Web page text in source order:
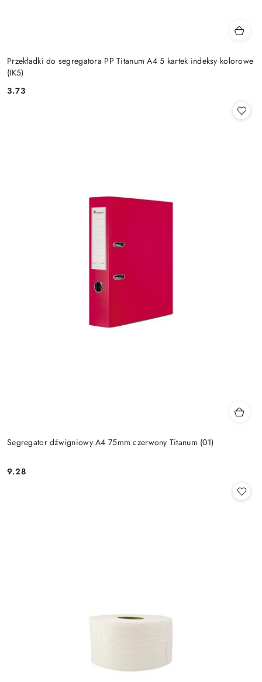
Przekładki do segregatora PP Titanum A4 5 kartek indeksy kolorowe
(IK5)
Cena:
3.73
Segregator dźwigniowy A4 75mm czerwony Titanum (01)
Cena:
9.28